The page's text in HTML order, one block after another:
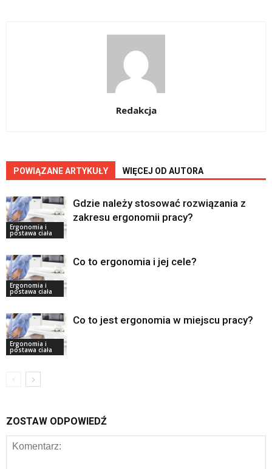
Redakcja
POWIĄZANE ARTYKUŁY WIĘCEJ OD AUTORA
Ergonomia i
postawa ciała
Gdzie należy stosować rozwiązania z
zakresu ergonomii pracy?
Ergonomia i
postawa ciała
Co to ergonomia i jej cele?
Ergonomia i
postawa ciała
Co to jest ergonomia w miejscu pracy?
ZOSTAW ODPOWIEDŹ